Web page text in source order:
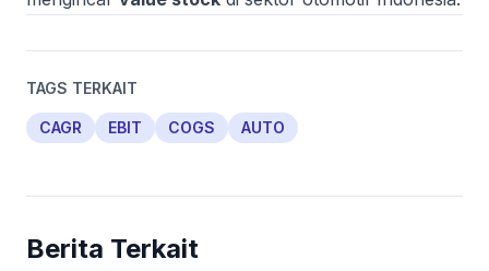
TAGS TERKAIT
CAGR EBIT COGS AUTO
Berita Terkait